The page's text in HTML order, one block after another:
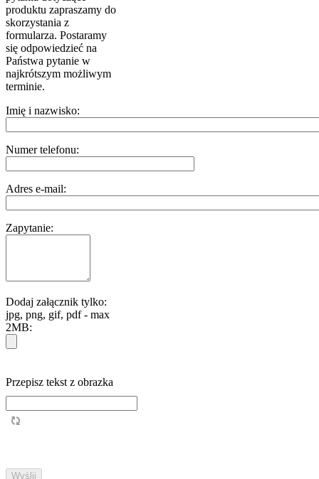
produktu zapraszamy do
skorzystania z
formularza. Postaramy
się odpowiedzieć na
Państwa pytanie w
najkrótszym możliwym
terminie.
Imię i nazwisko:
Numer telefonu:
Adres e-mail:
Zapytanie:
Dodaj załącznik tylko:
jpg, png, gif, pdf - max
2MB:
Przepisz tekst z obrazka